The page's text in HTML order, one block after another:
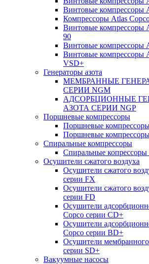
Винтовые компрессоры
Компрессоры Atlas
Винтовые компрессоры
90
Винтовые компрессоры
Винтовые компрессоры
VSD+
Генераторы азота
МЕМБРАННЫЕ
СЕРИИ NGM
АДСОРБЦИОННЫЕ
АЗОТА СЕРИИ NGP
Поршневые компрессоры
Поршневые
Поршневые
Спиральные компрессоры
Спиральные копрессоры
Осушители сжатого воздуха
Осушители сжатого
серии FX
Осушители сжатого
серии FD
Осушители
Copco серии СD+
Осушители
Copco серии BD+
Осушители
серии SD+
Вакуумные насосы